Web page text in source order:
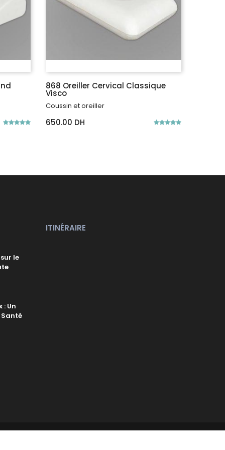
868 Oreiller Cervical Classique
Visco
Coussin et oreiller
650.00 DH
le
: Un
ITINÉRAIRE